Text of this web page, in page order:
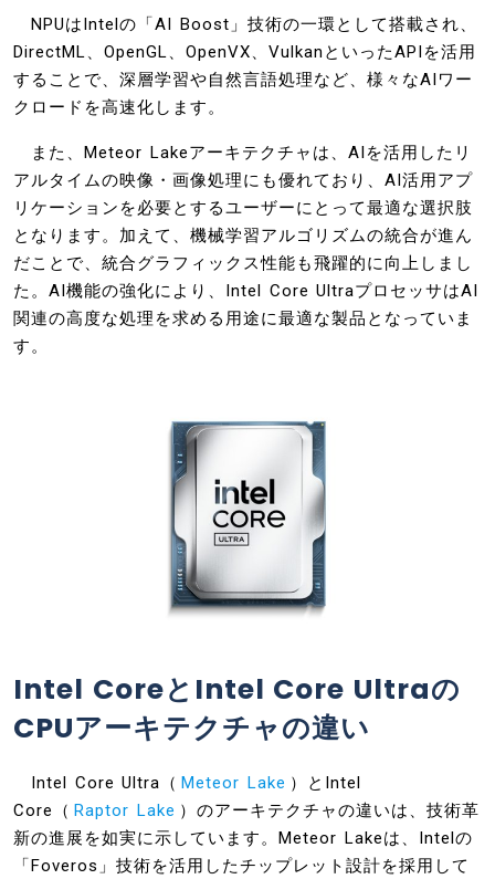
NPUはIntelの「AI Boost」技術の一環として搭載され、
DirectML、OpenGL、OpenVX、VulkanといったAPIを活用
することで、深層学習や自然言語処理など、様々なAIワー
クロードを高速化します。
また、Meteor Lakeアーキテクチャは、AIを活用したリ
アルタイムの映像・画像処理にも優れており、AI活用アプ
リケーションを必要とするユーザーにとって最適な選択肢
となります。加えて、機械学習アルゴリズムの統合が進ん
だことで、統合グラフィックス性能も飛躍的に向上しまし
た。AI機能の強化により、Intel Core UltraプロセッサはAI
関連の高度な処理を求める用途に最適な製品となっていま
す。
Intel CoreとIntel Core Ultraの
CPUアーキテクチャの違い
Intel Core Ultra（ Meteor Lake ）とIntel
Core（ Raptor Lake ）のアーキテクチャの違いは、技術革
新の進展を如実に示しています。Meteor Lakeは、Intelの
「Foveros」技術を活用したチップレット設計を採用して